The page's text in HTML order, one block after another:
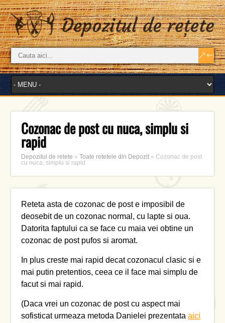
Cozonac de post cu nuca, simplu si
rapid
Depozitul de retete »Toate retetele din Depozit »Cozonac de post
cu nuca, simplu si rapid
Reteta asta de cozonac de post e imposibil de
deosebit de un cozonac normal, cu lapte si oua.
Datorita faptului ca se face cu maia vei obtine un
cozonac de post pufos si aromat.
In plus creste mai rapid decat cozonacul clasic si e
mai putin pretentios, ceea ce il face mai simplu de
facut si mai rapid.
(Daca vrei un cozonac de post cu aspect mai
sofisticat urmeaza metoda Danielei prezentataaici